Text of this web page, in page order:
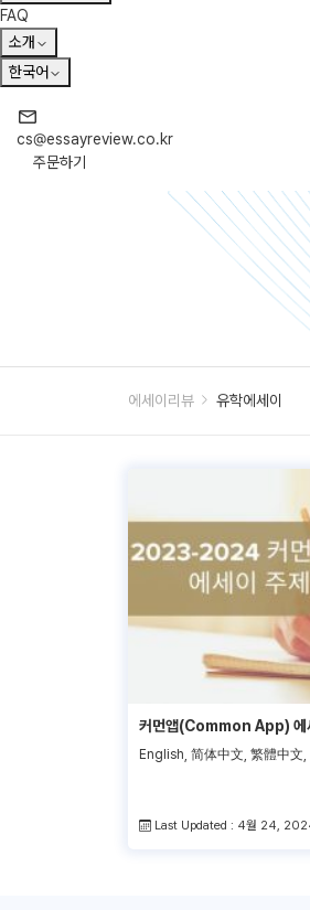
FAQ
소개
한국어
cs@essayreview.co.kr
주문하기
에세이리뷰 유학에세이
커먼앱(Common App) 에
English, 简体中文, 繁體中文,
Last Updated : 4월 24,